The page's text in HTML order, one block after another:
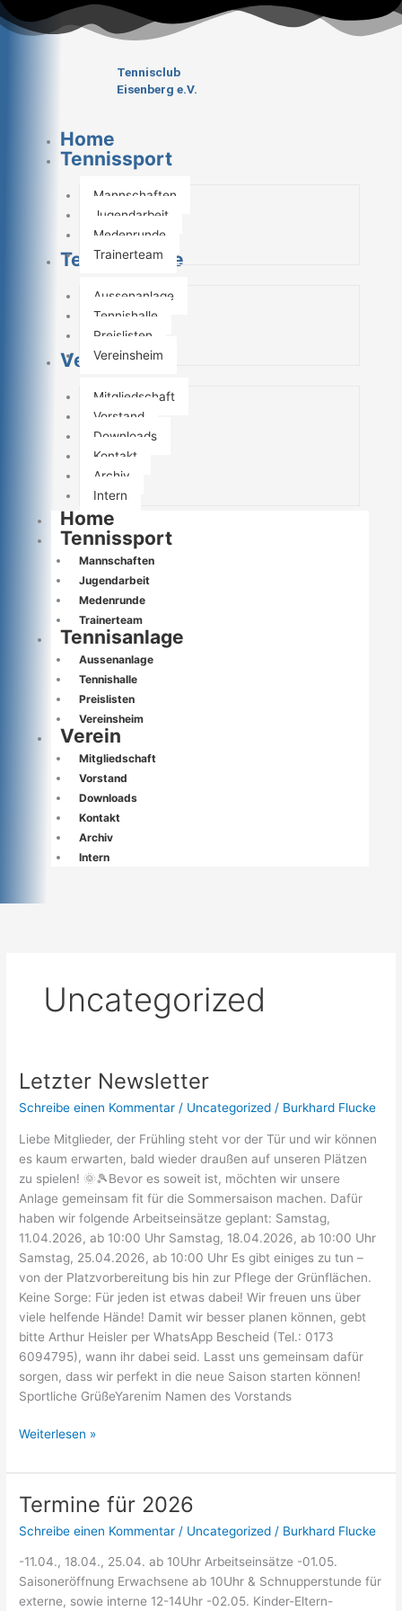
Zum
Inhalt
Tennisclub
Eisenberg e.V.
Home
Tennissport
Mannschaften
Jugendarbeit
Medenrunde
Trainerteam
Tennisanlage
Aussenanlage
Tennishalle
Preislisten
Vereinsheim
Verein
Mitgliedschaft
Vorstand
Downloads
Kontakt
Archiv
Intern
Home
Tennissport
Mannschaften
Jugendarbeit
Medenrunde
Trainerteam
Tennisanlage
Aussenanlage
Tennishalle
Preislisten
Vereinsheim
Verein
Mitgliedschaft
Vorstand
Downloads
Kontakt
Archiv
Intern
Uncategorized
Letzter Newsletter
Schreibe einen Kommentar / Uncategorized / Burkhard Flucke
Liebe Mitglieder, der Frühling steht vor der Tür und wir können
es kaum erwarten, bald wieder draußen auf unseren Plätzen
zu spielen! 🌞🎾Bevor es soweit ist, möchten wir unsere
Anlage gemeinsam fit für die Sommersaison machen. Dafür
haben wir folgende Arbeitseinsätze geplant: Samstag,
11.04.2026, ab 10:00 Uhr Samstag, 18.04.2026, ab 10:00 Uhr
Samstag, 25.04.2026, ab 10:00 Uhr Es gibt einiges zu tun –
von der Platzvorbereitung bis hin zur Pflege der Grünflächen.
Keine Sorge: Für jeden ist etwas dabei! Wir freuen uns über
viele helfende Hände! Damit wir besser planen können, gebt
bitte Arthur Heisler per WhatsApp Bescheid (Tel.: 0173
6094795), wann ihr dabei seid. Lasst uns gemeinsam dafür
sorgen, dass wir perfekt in die neue Saison starten können!
Sportliche GrüßeYarenim Namen des Vorstands
Letzter
Weiterlesen »
Termine für 2026
Schreibe einen Kommentar / Uncategorized / Burkhard Flucke
-11.04., 18.04., 25.04. ab 10Uhr Arbeitseinsätze -01.05.
Saisoneröffnung Erwachsene ab 10Uhr & Schnupperstunde für
externe, sowie interne 12-14Uhr -02.05. Kinder-Eltern-
Termine
2026